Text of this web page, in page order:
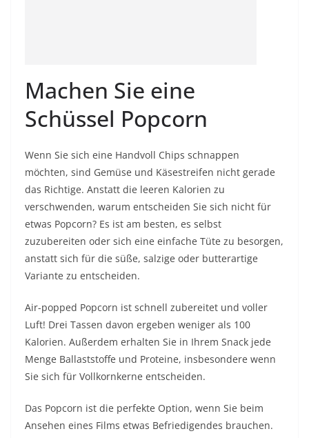
Machen Sie eine
Schüssel Popcorn
Wenn Sie sich eine Handvoll Chips schnappen
möchten, sind Gemüse und Käsestreifen nicht gerade
das Richtige. Anstatt die leeren Kalorien zu
verschwenden, warum entscheiden Sie sich nicht für
etwas Popcorn? Es ist am besten, es selbst
zuzubereiten oder sich eine einfache Tüte zu besorgen,
anstatt sich für die süße, salzige oder butterartige
Variante zu entscheiden.
Air-popped Popcorn ist schnell zubereitet und voller
Luft! Drei Tassen davon ergeben weniger als 100
Kalorien. Außerdem erhalten Sie in Ihrem Snack jede
Menge Ballaststoffe und Proteine, insbesondere wenn
Sie sich für Vollkornkerne entscheiden.
Das Popcorn ist die perfekte Option, wenn Sie beim
Ansehen eines Films etwas Befriedigendes brauchen.